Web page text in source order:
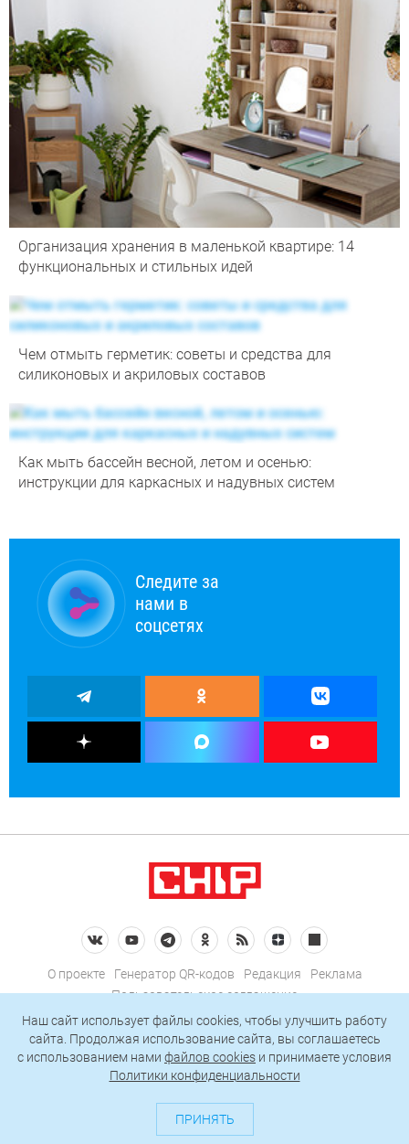
Организация хранения в маленькой квартире: 14
функциональных и стильных идей
Чем отмыть герметик: советы и средства для
силиконовых и акриловых составов
Как мыть бассейн весной, летом и осенью:
инструкции для каркасных и надувных систем
Следите за
нами в
соцсетях
О проекте Генератор QR-кодов Редакция
Реклама
Пользовательское соглашение
Политика конфиденциальности
Подписаться на рассылку
127018, Москва, ул. Полковая, д. 3, стр. 4, помещение I, комн. 23
Наш сайт использует файлы cookies, чтобы улучшить работу
сайта. Продолжая использование сайта, вы соглашаетесь
c использованием нами файлов cookies и принимаете условия
Политики конфиденциальности
ПРИНЯТЬ